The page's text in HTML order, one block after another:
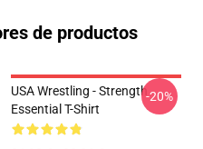
de productos
USA Wrestling - Strength
Essential T-Shirt
-20%